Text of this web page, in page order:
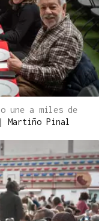
une a miles de
| Martiño Pinal